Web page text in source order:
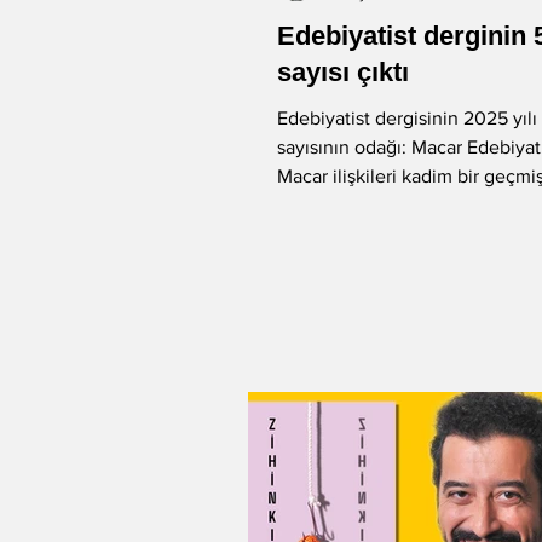
-Murat Gülsoy
-Aynur Kulak -Sibel Yükler
Edebiyatist derginin
sayısı çıktı
Edebiyatist dergisinin 2025 yılı
sayısının odağı: Macar
Macar ilişkileri kadim bir